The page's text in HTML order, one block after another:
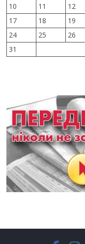
10
11 12
17
18 19
24
25 26
31